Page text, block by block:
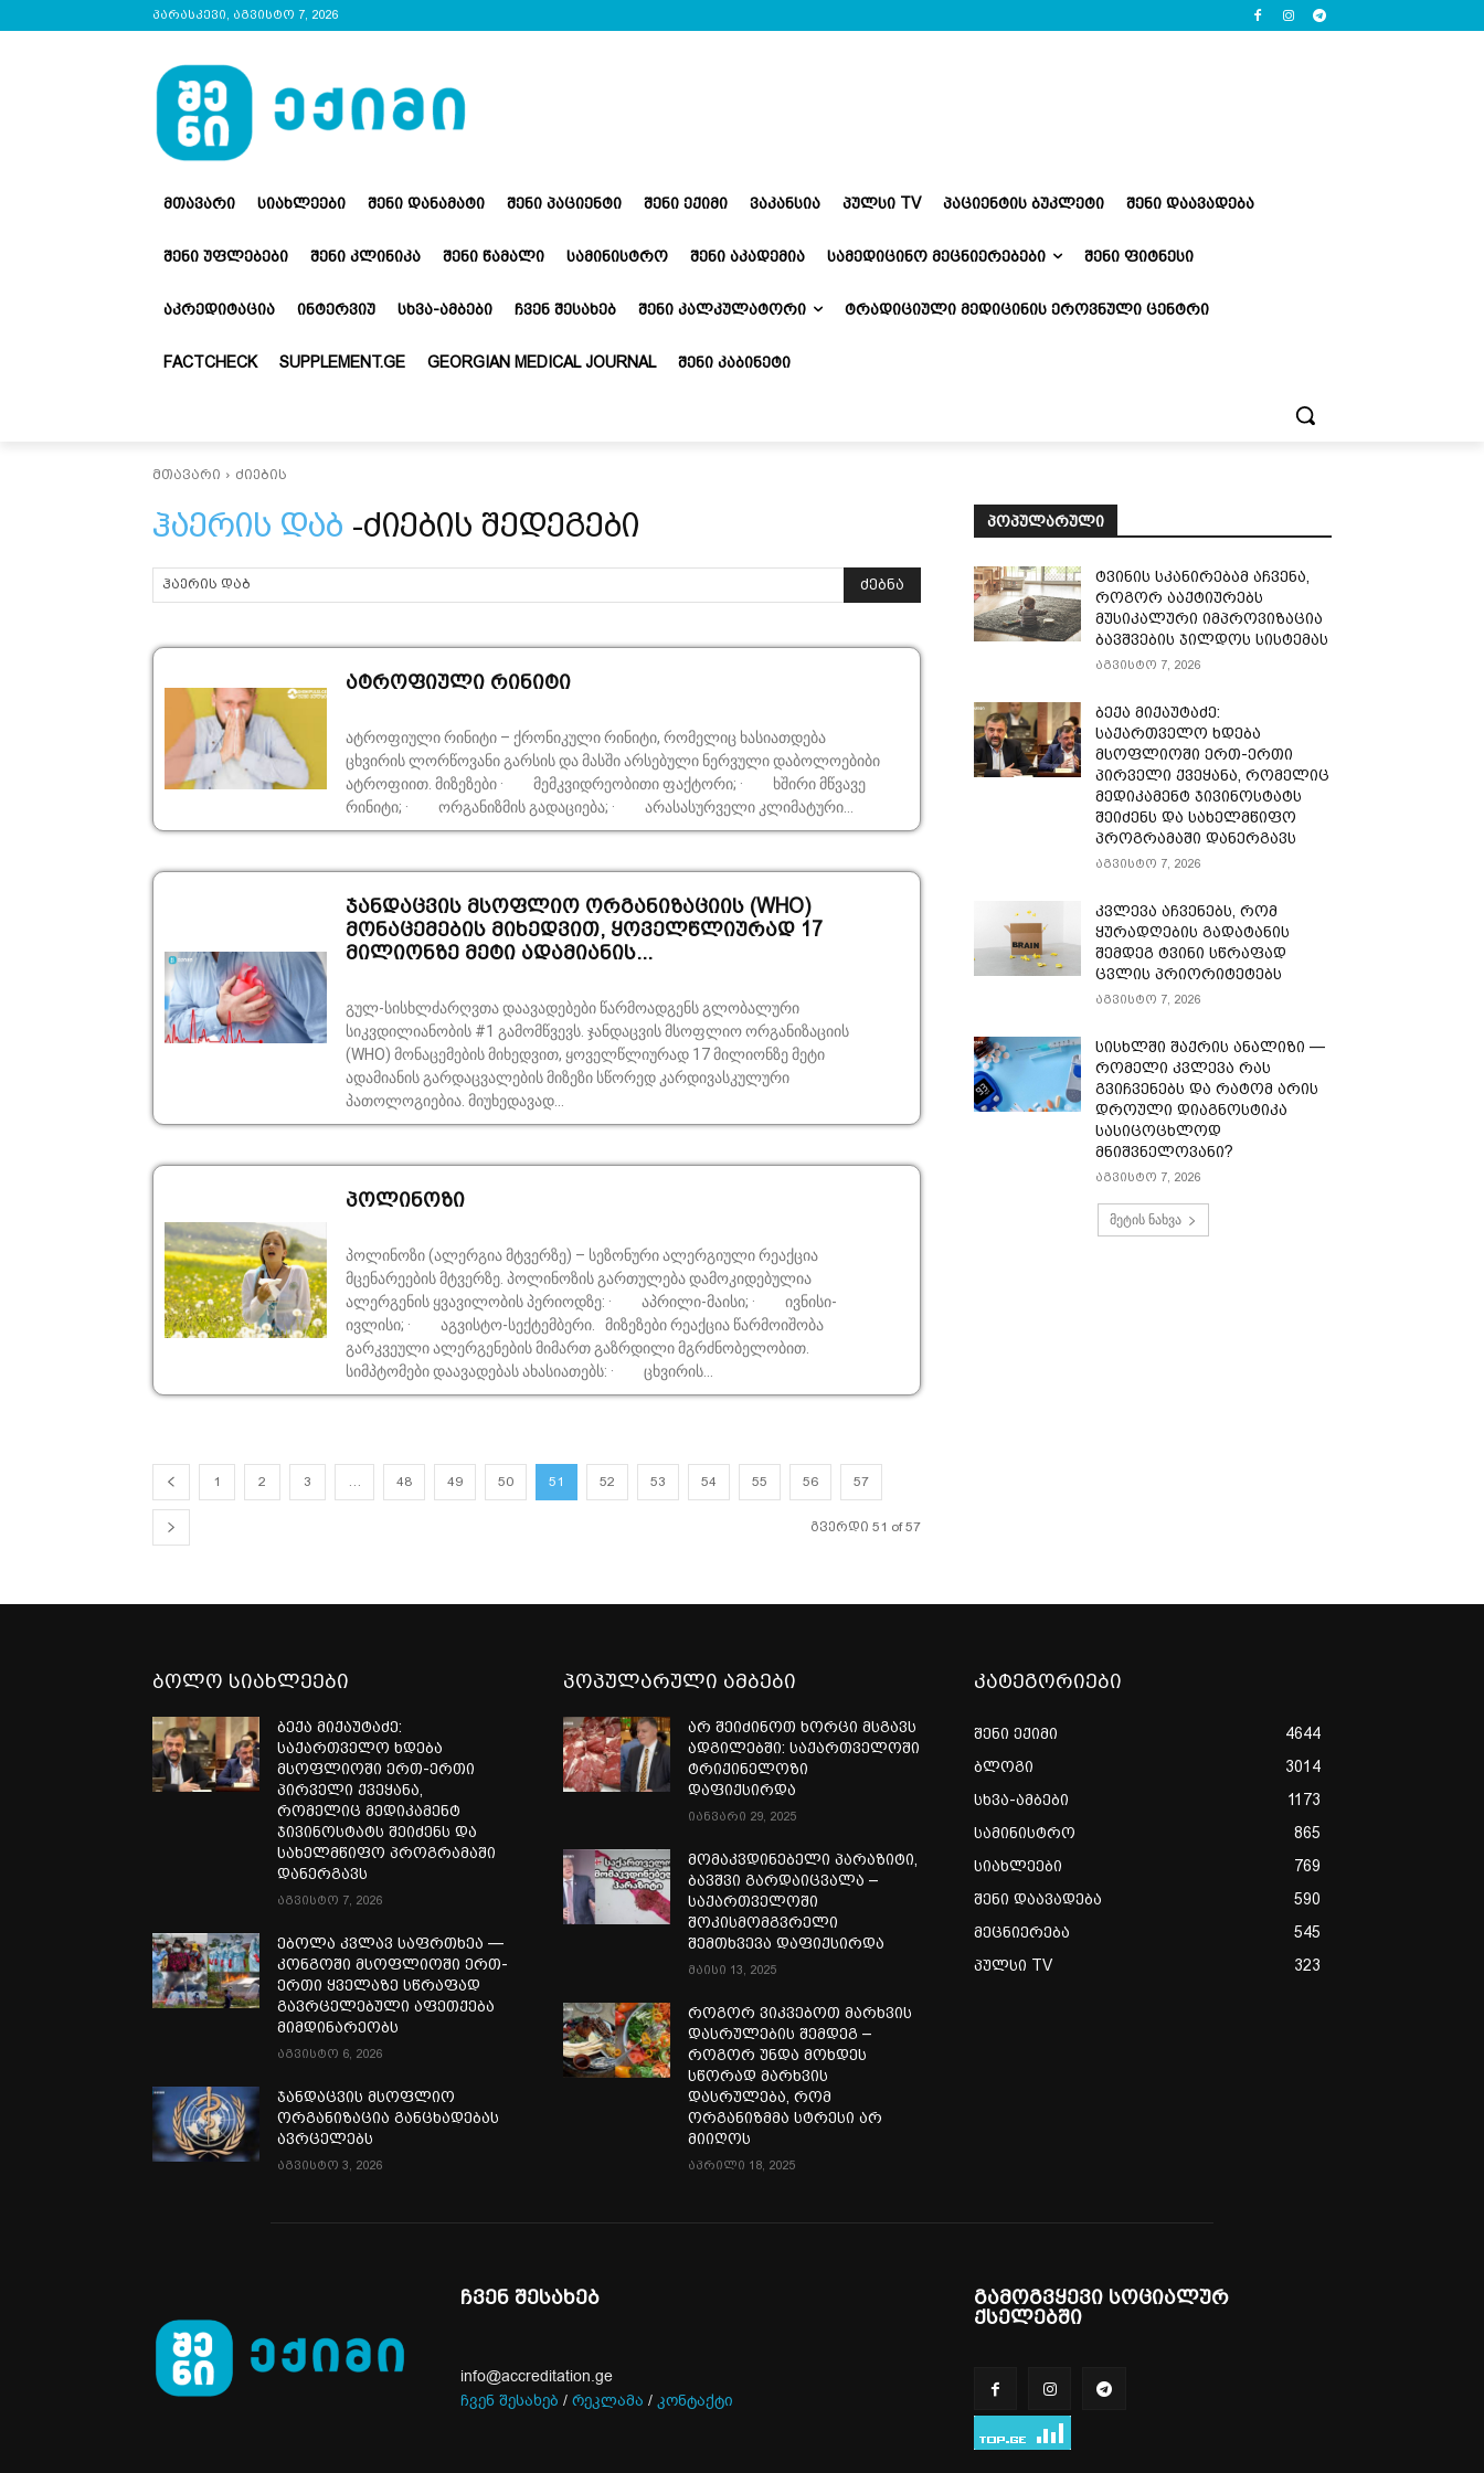
პარასკევი, აგვისტო 7, 2026
ᲛᲗᲐᲕᲐᲠᲘ ᲡᲘᲐᲮᲚᲔᲔᲑᲘ ᲨᲔᲜᲘ ᲓᲐᲜᲐᲛᲐᲢᲘ ᲨᲔᲜᲘ ᲞᲐᲪᲘᲔᲜᲢᲘ ᲨᲔᲜᲘ ᲔᲥᲘᲛᲘ ᲕᲐᲙᲐᲜᲡᲘᲐ ᲞᲣᲚᲡᲘ TV ᲞᲐᲪᲘᲔᲜᲢᲘᲡ ᲑᲣᲙᲚᲔᲢᲘ ᲨᲔᲜᲘ ᲓᲐᲐᲕᲐᲓᲔᲑᲐ
ᲨᲔᲜᲘ ᲣᲤᲚᲔᲑᲔᲑᲘ ᲨᲔᲜᲘ ᲙᲚᲘᲜᲘᲙᲐ ᲨᲔᲜᲘ ᲬᲐᲛᲐᲚᲘ ᲡᲐᲛᲘᲜᲘᲡᲢᲠᲝ ᲨᲔᲜᲘ ᲐᲙᲐᲓᲔᲛᲘᲐ ᲡᲐᲛᲔᲓᲘᲪᲘᲜᲝ ᲛᲔᲪᲜᲘᲔᲠᲔᲑᲔᲑᲘ ᲨᲔᲜᲘ ᲤᲘᲢᲜᲔᲡᲘ
ᲐᲙᲠᲔᲓᲘᲢᲐᲪᲘᲐ ᲘᲜᲢᲔᲠᲕᲘᲣ ᲡᲮᲕᲐ-ᲐᲛᲑᲔᲑᲘ ᲩᲕᲔᲜ ᲨᲔᲡᲐᲮᲔᲑ ᲨᲔᲜᲘ ᲙᲐᲚᲙᲣᲚᲐᲢᲝᲠᲘ ᲢᲠᲐᲓᲘᲪᲘᲣᲚᲘ ᲛᲔᲓᲘᲪᲘᲜᲘᲡ ᲔᲠᲝᲕᲜᲣᲚᲘ ᲪᲔᲜᲢᲠᲘ
FACTCHECK SUPPLEMENT.GE GEORGIAN MEDICAL JOURNAL ᲨᲔᲜᲘ ᲙᲐᲑᲘᲜᲔᲢᲘ
მთავარი ძიების
ჰაერის დაბ -ძიების შედეგები
ძებნა
ატროფიული რინიტი
ატროფიული რინიტი – ქრონიკული რინიტი, რომელიც ხასიათდება
ცხვირის ლორწოვანი გარსის და მასში არსებული ნერვული დაბოლოებიბი
ატროფიით. მიზეზები · მემკვიდრეობითი ფაქტორი; · ხშირი მწვავე
რინიტი; · ორგანიზმის გადაციება; · არასასურველი კლიმატური...
ჯანდაცვის მსოფლიო ორგანიზაციის (WHO)
მონაცემების მიხედვით, ყოველწლიურად 17
მილიონზე მეტი ადამიანის...
გულ-სისხლძარღვთა დაავადებები წარმოადგენს გლობალური
სიკვდილიანობის #1 გამომწვევს. ჯანდაცვის მსოფლიო ორგანიზაციის
(WHO) მონაცემების მიხედვით, ყოველწლიურად 17 მილიონზე მეტი
ადამიანის გარდაცვალების მიზეზი სწორედ კარდივასკულური
პათოლოგიებია. მიუხედავად...
პოლინოზი
პოლინოზი (ალერგია მტვერზე) – სეზონური ალერგიული რეაქცია
მცენარეების მტვერზე. პოლინოზის გართულება დამოკიდებულია
ალერგენის ყვავილობის პერიოდზე: · აპრილი-მაისი; · ივნისი-
ივლისი; · აგვისტო-სექტემბერი. მიზეზები რეაქცია წარმოიშობა
გარკვეული ალერგენების მიმართ გაზრდილი მგრძნობელობით.
სიმპტომები დაავადებას ახასიათებს: · ცხვირის...
1 2 3 48 49 50 51 52 53 54 55 56 57
გვერდი 51 of 57
ᲞᲝᲞᲣᲚᲐᲠᲣᲚᲘ
ტვინის სკანირებამ აჩვენა,
როგორ ააქტიურებს
მუსიკალური იმპროვიზაცია
ბავშვების ჯილდოს სისტემას
აგვისტო 7, 2026
ბექა მიქაუტაძე:
საქართველო ხდება
მსოფლიოში ერთ-ერთი
პირველი ქვეყანა, რომელიც
მედიკამენტ ჯივინოსტატს
შეიძენს და სახელმწიფო
პროგრამაში დანერგავს
აგვისტო 7, 2026
კვლევა აჩვენებს, რომ
ყურადღების გადატანის
შემდეგ ტვინი სწრაფად
ცვლის პრიორიტეტებს
აგვისტო 7, 2026
სისხლში შაქრის ანალიზი —
რომელი კვლევა რას
გვიჩვენებს და რატომ არის
დროული დიაგნოსტიკა
სასიცოცხლოდ
მნიშვნელოვანი?
აგვისტო 7, 2026
მეტის ნახვა
ბოლო სიახლეები
ბექა მიქაუტაძე:
საქართველო ხდება
მსოფლიოში ერთ-ერთი
პირველი ქვეყანა,
რომელიც მედიკამენტ
ჯივინოსტატს შეიძენს და
სახელმწიფო პროგრამაში
დანერგავს
აგვისტო 7, 2026
ებოლა კვლავ საფრთხეა —
კონგოში მსოფლიოში ერთ-
ერთი ყველაზე სწრაფად
გავრცელებული აფეთქება
მიმდინარეობს
აგვისტო 6, 2026
ჯანდაცვის მსოფლიო
ორგანიზაცია განცხადებას
ავრცელებს
აგვისტო 3, 2026
პოპულარული ამბები
არ შეიძინოთ ხორცი მსგავს
ადგილებში: საქართველოში
ტრიქინელოზი
დაფიქსირდა
იანვარი 29, 2025
მომაკვდინებელი პარაზიტი,
ბავშვი გარდაიცვალა –
საქართველოში
შოკისმომგვრელი
შემთხვევა დაფიქსირდა
მაისი 13, 2025
როგორ ვიკვებოთ მარხვის
დასრულების შემდეგ –
როგორ უნდა მოხდეს
სწორად მარხვის
დასრულება, რომ
ორგანიზმმა სტრესი არ
მიიღოს
აპრილი 18, 2025
კატეგორიები
შენი ექიმი
4644
ბლოგი
3014
სხვა-ამბები
1173
სამინისტრო
865
სიახლეები
769
შენი დაავადება
590
მეცნიერება
545
პულსი TV
323
ჩვენ შესახებ
info@accreditation.ge
ჩვენ შესახებ / რეკლამა / კონტაქტი
გამოგვყევი სოციალურ
ქსელებში